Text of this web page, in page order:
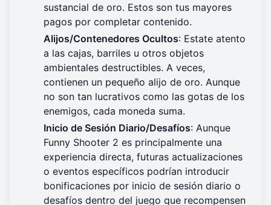
sustancial de oro. Estos son tus mayores
pagos por completar contenido.
Alijos/Contenedores Ocultos: Estate atento
a las cajas, barriles u otros objetos
ambientales destructibles. A veces,
contienen un pequeño alijo de oro. Aunque
no son tan lucrativos como las gotas de los
enemigos, cada moneda suma.
Inicio de Sesión Diario/Desafíos: Aunque
Funny Shooter 2 es principalmente una
experiencia directa, futuras actualizaciones
o eventos específicos podrían introducir
bonificaciones por inicio de sesión diario o
desafíos dentro del juego que recompensen